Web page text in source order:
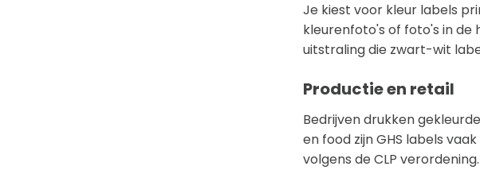
Je kiest voor kleur labels
kleurenfoto's of foto's in de
uitstraling die zwart-wit
Productie en retail
Bedrijven drukken
en food zijn GHS labels
volgens de CLP verordening.